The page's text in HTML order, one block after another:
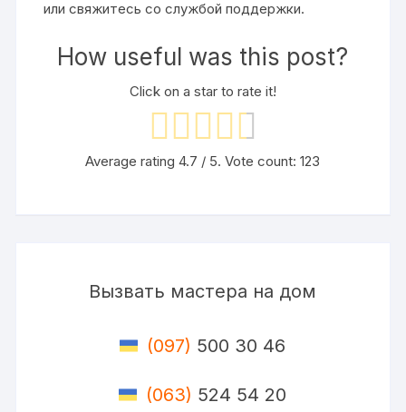
или свяжитесь со службой поддержки.
How useful was this post?
Click on a star to rate it!
Average rating4.7 / 5. Vote count:123
Вызвать мастера на дом
(097) 500 30 46
(063) 524 54 20